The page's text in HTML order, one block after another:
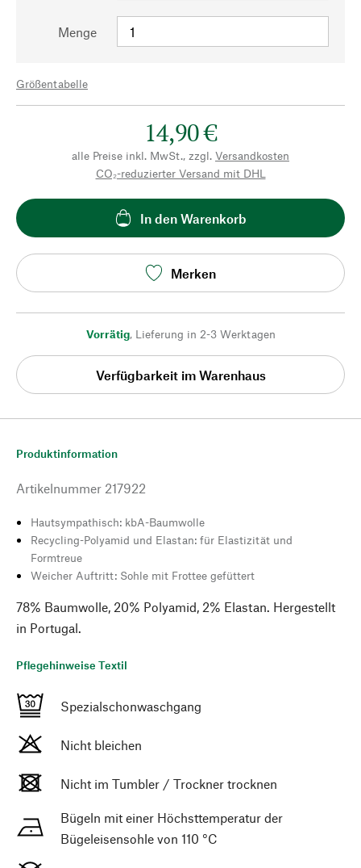
Menge
Größentabelle
14,90 €
alle Preise inkl. MwSt., zzgl. Versandkosten
CO₂-reduzierter Versand mit DHL
In den Warenkorb
Merken
Vorrätig, Lieferung in 2-3 Werktagen
Verfügbarkeit im Warenhaus
Produktinformation
Artikelnummer 217922
Hautsympathisch: kbA-Baumwolle
Recycling-Polyamid und Elastan: für Elastizität und
Formtreue
Weicher Auftritt: Sohle mit Frottee gefüttert
78% Baumwolle, 20% Polyamid, 2% Elastan. Hergestellt
in Portugal.
Pflegehinweise Textil
Spezialschonwaschgang
Nicht bleichen
Nicht im Tumbler / Trockner trocknen
Bügeln mit einer Höchsttemperatur der
Bügeleisensohle von 110 °C